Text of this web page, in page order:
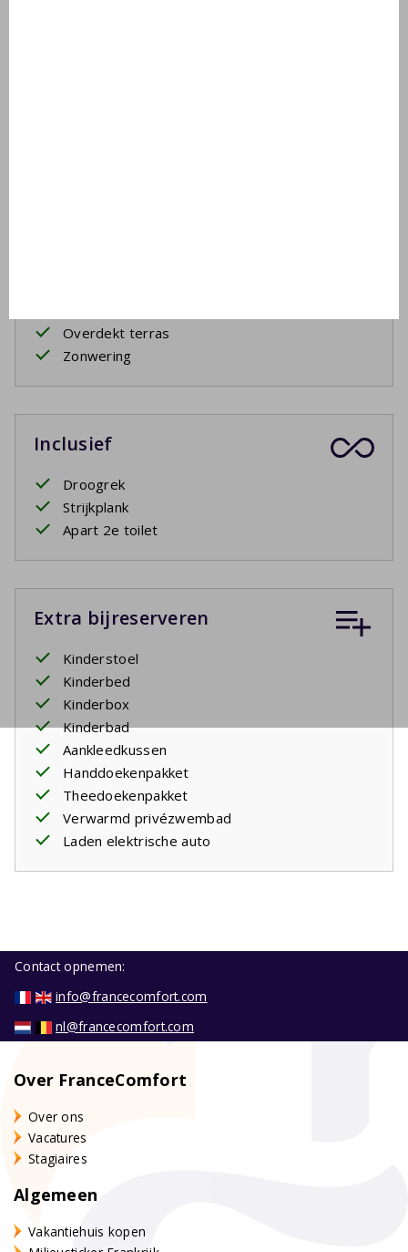
Overdekt terras
Zonwering
Inclusief
Droogrek
Strijkplank
Apart 2e toilet
Extra bijreserveren
Kinderstoel
Kinderbed
Kinderbox
Kinderbad
Aankleedkussen
Handdoekenpakket
Theedoekenpakket
Verwarmd privézwembad
Laden elektrische auto
Contact opnemen:
info@francecomfort.com
nl@francecomfort.com
Over FranceComfort
Over ons
Vacatures
Stagiaires
Algemeen
Vakantiehuis kopen